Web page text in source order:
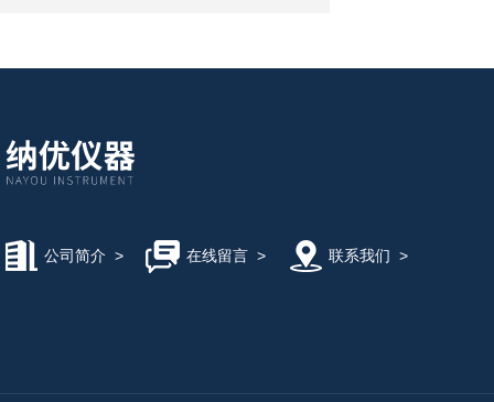
公司简介 > 在线留言> 联系我们 >